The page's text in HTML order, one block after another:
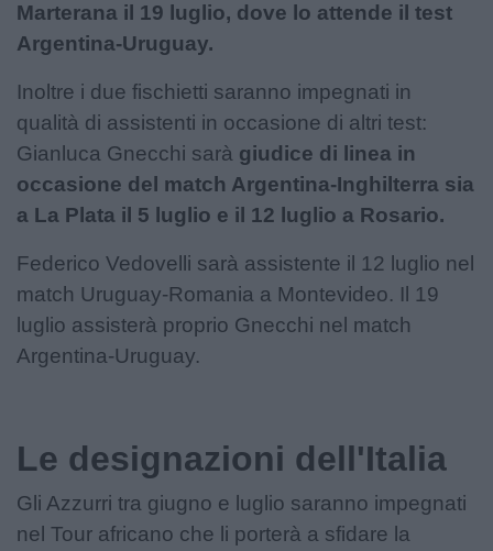
Marterana il 19 luglio, dove lo attende il test
Argentina-Uruguay.
Inoltre i due fischietti saranno impegnati in
qualità di assistenti in occasione di altri test:
Gianluca Gnecchi sarà giudice di linea in
occasione del match Argentina-Inghilterra sia
a La Plata il 5 luglio e il 12 luglio a Rosario.
Federico Vedovelli sarà assistente il 12 luglio nel
match Uruguay-Romania a Montevideo. Il 19
luglio assisterà proprio Gnecchi nel match
Argentina-Uruguay.
Le designazioni dell'Italia
Gli Azzurri tra giugno e luglio saranno impegnati
nel Tour africano che li porterà a sfidare la